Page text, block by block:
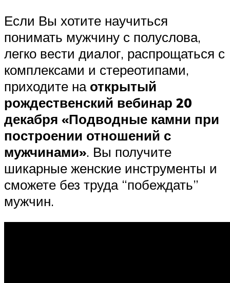
Если Вы хотите научиться
понимать мужчину с полуслова,
легко вести диалог, распрощаться с
комплексами и стереотипами,
приходите на открытый
рождественский вебинар 20
декабря «Подводные камни при
построении отношений с
мужчинами». Вы получите
шикарные женские инструменты и
сможете без труда “побеждать”
мужчин.